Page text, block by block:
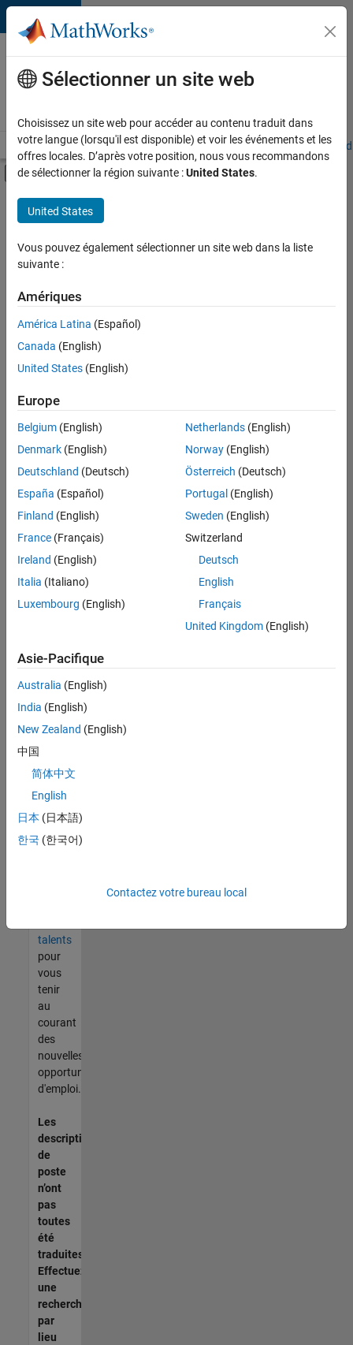
Passer au contenu
Votre
carrière
chez
Accueil Explorer nos opportunités Adresses de nos bureaux
Activer/désactiver l'affichage du menu
Contenu principal
FILTRER PAR
Technologies de l’information
Ventes commerciales
Opérations commerciales
Actuellement,
aucune
offre
d'emploi
correspondant
à vos
critères
de
recherche.
Vous
pouvez
élargir
votre
recherche
ou
afficher
l’ensemble
d'emploi.
malgré
tout
vous
trouvez
pas
d'offre
corresponde
à vos
talents
pour
vous
tenir
au
courant
des
nouvelles
opportunités
d'emploi.
Les
descriptions
de
poste
n’ont
pas
toutes
été
traduites.
Effectuez
une
recherche
par
lieu
Sélectionner un site web
Choisissez un site web pour accéder au contenu traduit dans
votre langue (lorsqu'il est disponible) et voir les événements et les
offres locales. D’après votre position, nous vous recommandons
de sélectionner la région suivante :United States.
United States
Vous pouvez également sélectionner un site web dans la liste
suivante :
Amériques
América Latina (Español)
Canada (English)
United States (English)
Europe
Belgium (English)
Denmark (English)
Deutschland (Deutsch)
España (Español)
Finland (English)
France (Français)
Ireland (English)
Italia (Italiano)
Luxembourg (English)
Netherlands(English)
Norway(English)
Österreich (Deutsch)
Portugal (English)
Sweden (English)
Switzerland
Deutsch
English
Français
United Kingdom(English)
Asie-Pacifique
Australia (English)
India (English)
New Zealand (English)
中国
简体中文
English
日本 (日本語)
한국 (한국어)
Contactez votre bureau local